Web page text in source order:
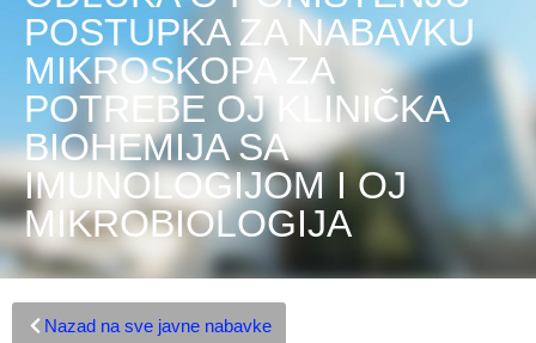
POSTUPKA ZA NABAVKU
MIKROSKOPA ZA
POTREBE OJ KLINIČKA
BIOHEMIJA SA
IMUNOLOGIJOM I OJ
MIKROBIOLOGIJA
Nazad na sve javne nabavke